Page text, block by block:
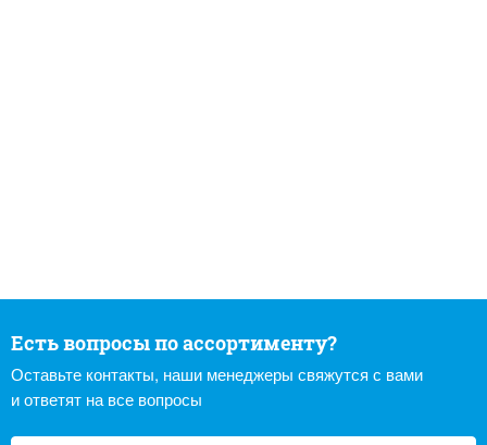
Есть вопросы по ассортименту?
Оставьте контакты, наши менеджеры свяжутся с вами
и ответят на все вопросы